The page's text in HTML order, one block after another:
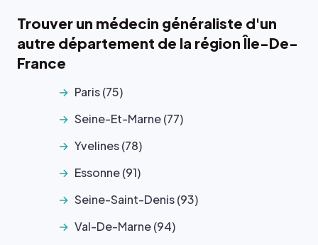
Trouver un médecin généraliste d'un
autre département de la région Île-De-
France
Paris (75)
Seine-Et-Marne (77)
Yvelines (78)
Essonne (91)
Seine-Saint-Denis (93)
Val-De-Marne (94)